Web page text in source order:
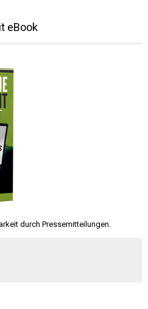
eBook
durch Pressemitteilungen.